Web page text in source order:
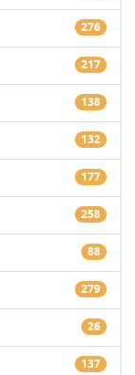
276
217
138
132
177
258
88
279
26
137